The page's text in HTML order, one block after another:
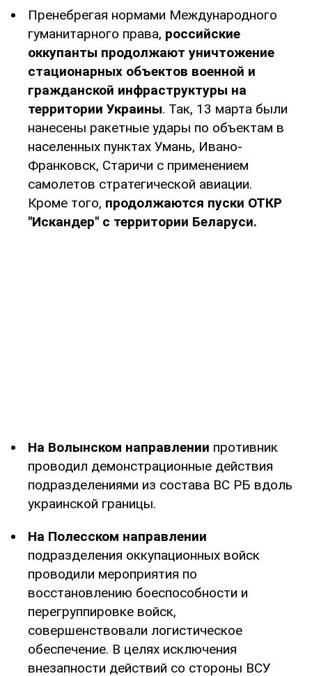
Пренебрегая нормами Международного
гуманитарного права, российские
оккупанты продолжают уничтожение
стационарных объектов военной и
гражданской инфраструктуры на
территории Украины. Так, 13 марта были
нанесены ракетные удары по объектам в
населенных пунктах Умань, Ивано-
Франковск, Старичи с применением
самолетов стратегической авиации.
Кроме того, продолжаются пуски ОТКР
"Искандер" с территории Беларуси.
На Волынском направлении противник
проводил демонстрационные действия
подразделениями из состава ВС РБ вдоль
украинской границы.
На Полесском направлении
подразделения оккупационных войск
проводили мероприятия по
восстановлению боеспособности и
перегруппировке войск,
совершенствовали логистическое
обеспечение. В целях исключения
внезапности действий со стороны ВСУ